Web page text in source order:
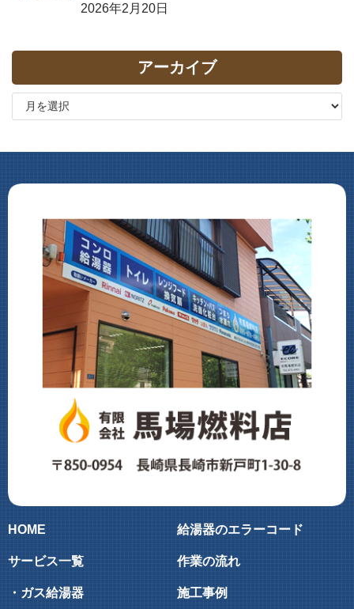
2026年2月20日
アーカイブ
HOME
サービス一覧
・ガス給湯器
給湯器のエラーコード
作業の流れ
施工事例